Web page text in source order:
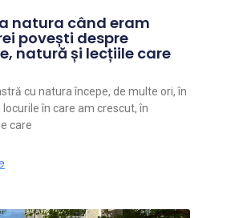
natura când eram
povești despre
natură și lecțiile care
cu natura începe, de multe ori, în
locurile în care am crescut, în
care